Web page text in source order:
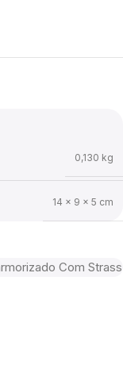
0,130 kg
14 × 9 × 5 cm
Com Strass